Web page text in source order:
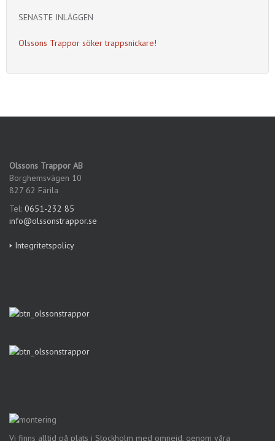
SENASTE INLÄGGEN
Olssons Trappor söker trappsnickare!
Olssons Trappor AB
Borghemsvägen 10
827 62 Färila
Tel: 0651-232 85
info@olssonstrappor.se
🢒 Integritetspolicy
Vi finns alltid på plats i Stockholm med omnejd, genom våra